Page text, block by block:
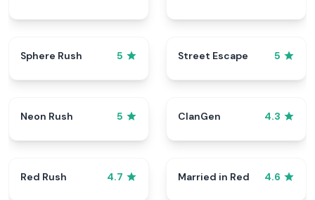
Sphere Rush 5 Street Escape 5
Neon Rush 5 ClanGen 4.3
Red Rush 4.7 Married in Red 4.6